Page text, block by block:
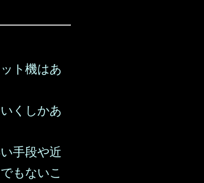
ト機はあ
くしかあ
手段や近
もないこ